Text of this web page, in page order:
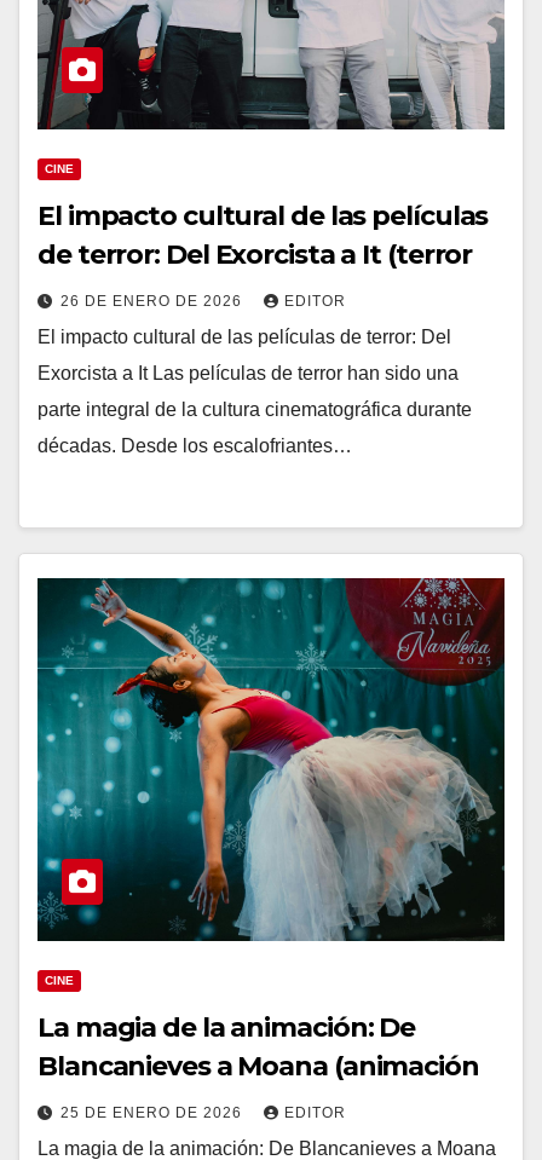
CINE
El impacto cultural de las películas
de terror: Del Exorcista a It (terror
26 DE ENERO DE 2026 EDITOR
El impacto cultural de las películas de terror: Del
Exorcista a It Las películas de terror han sido una
parte integral de la cultura cinematográfica durante
décadas. Desde los escalofriantes…
CINE
La magia de la animación: De
Blancanieves a Moana (animación
25 DE ENERO DE 2026 EDITOR
La magia de la animación: De Blancanieves a Moana